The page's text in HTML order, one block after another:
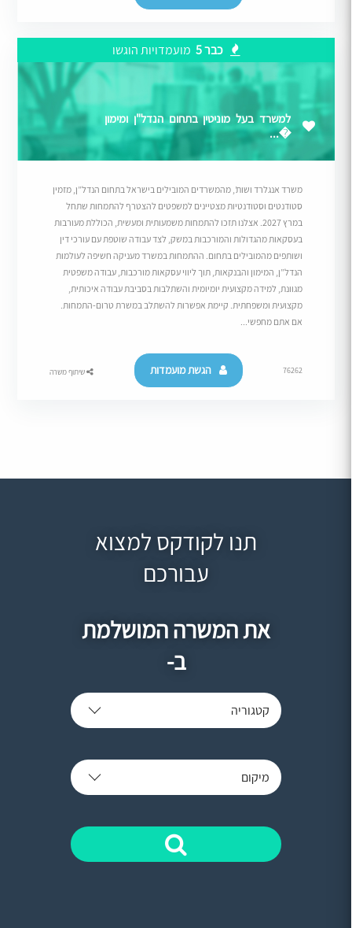
כבר 5 מועמדויות הוגשו
למשרד בעל מוניטין בתחום הנדל"ן ומימון
�...
משרד אנגלרד ושות’, מהמשרדים המובילים בישראל בתחום הנדל”ן, מזמין
סטודנטים וסטודנטיות מצטיינים למשפטים להצטרף להתמחות שתחל
במרץ 2027. אצלנו תזכו להתמחות משמעותית ומעשית, הכוללת מעורבות
בעסקאות מהגדולות והמורכבות במשק, לצד עבודה שוטפת עם עורכי דין
ושותפים מהמובילים בתחום. ההתמחות במשרד מעניקה חשיפה לעולמות
הנדל”ן, המימון והבנקאות, תוך ליווי עסקאות מורכבות, עבודה משפטית
מגוונת, למידה מקצועית יומיומית והשתלבות בסביבת עבודה איכותית,
מקצועית ומשפחתית. קיימת אפשרות להשתלב במשרת טרום-התמחות.
אם אתם מחפשי...
76262 הגשת מועמדות שיתוף משרה
תנו לקודקס למצוא
עבורכם
את המשרה המושלמת
ב-
קטגוריה
מיקום